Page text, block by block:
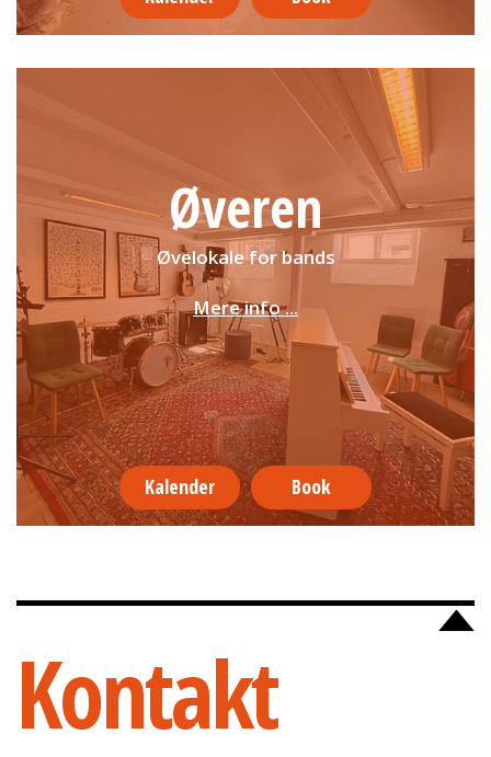
Øveren
Øvelokale for bands
Mere info ...
Kalender Book
Kontakt